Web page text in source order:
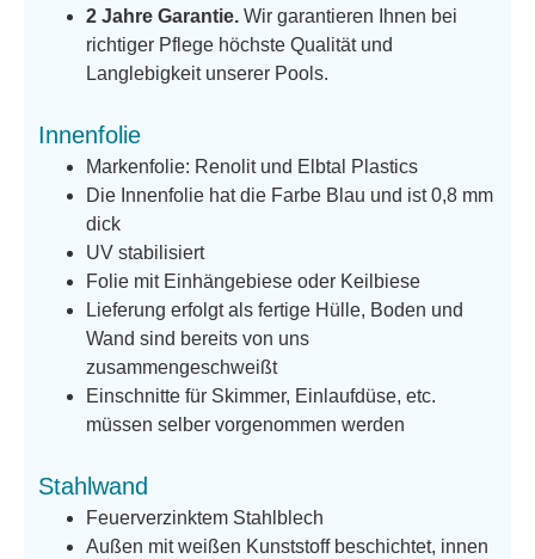
2 Jahre Garantie. Wir garantieren Ihnen bei
richtiger Pflege höchste Qualität und
Langlebigkeit unserer Pools.
Innenfolie
Markenfolie: Renolit und Elbtal Plastics
Die Innenfolie hat die Farbe Blau und ist 0,8 mm
dick
UV stabilisiert
Folie mit Einhängebiese oder Keilbiese
Lieferung erfolgt als fertige Hülle, Boden und
Wand sind bereits von uns
zusammengeschweißt
Einschnitte für Skimmer, Einlaufdüse, etc.
müssen selber vorgenommen werden
Stahlwand
Feuerverzinktem Stahlblech
Außen mit weißen Kunststoff beschichtet, innen